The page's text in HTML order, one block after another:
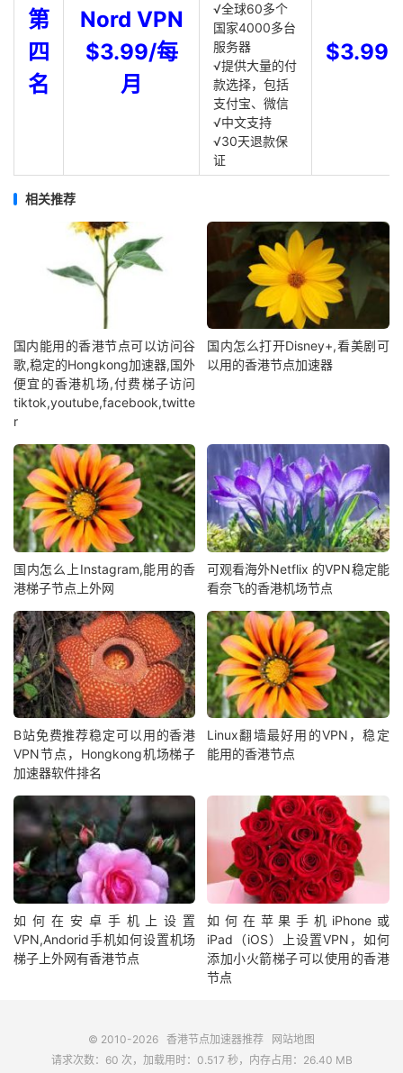
第
四
名
Nord VPN
$3.99/每
月
√全球60多个
国家4000多台
服务器
√提供大量的付
款选择，包括
支付宝、微信
√中文支持
√30天退款保
证
$3.99
相关推荐
国内能用的香港节点可以访问谷
歌,稳定的Hongkong加速器,国外
便宜的香港机场,付费梯子访问
tiktok,youtube,facebook,twitte
r
国内怎么打开Disney+,看美剧可
以用的香港节点加速器
国内怎么上Instagram,能用的香
港梯子节点上外网
可观看海外Netflix 的VPN稳定能
看奈飞的香港机场节点
B站免费推荐稳定可以用的香港
VPN节点，Hongkong机场梯子
加速器软件排名
Linux翻墙最好用的VPN，稳定
能用的香港节点
如何在安卓手机上设置
VPN,Andorid手机如何设置机场
梯子上外网有香港节点
如何在苹果手机iPhone或
iPad（iOS）上设置VPN，如何
添加小火箭梯子可以使用的香港
节点
© 2010-2026 香港节点加速器推荐
网站地图
请求次数：60 次，加载用时：0.517 秒，内存占用：26.40 MB